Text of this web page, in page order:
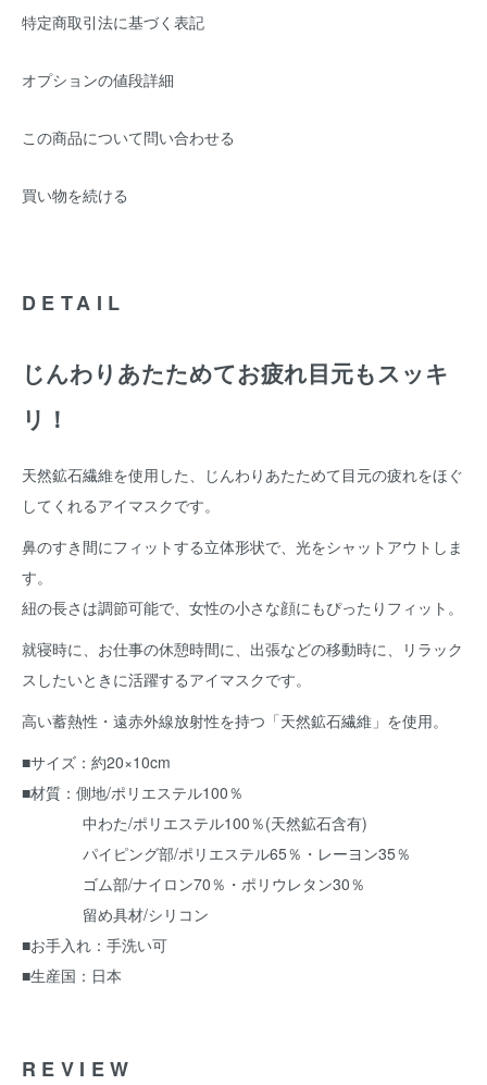
特定商取引法に基づく表記
オプションの値段詳細
この商品について問い合わせる
買い物を続ける
DETAIL
じんわりあたためてお疲れ目元もスッキ
リ！
天然鉱石繊維を使用した、じんわりあたためて目元の疲れをほぐ
してくれるアイマスクです。
鼻のすき間にフィットする立体形状で、光をシャットアウトしま
す。
紐の長さは調節可能で、女性の小さな顔にもぴったりフィット。
就寝時に、お仕事の休憩時間に、出張などの移動時に、リラック
スしたいときに活躍するアイマスクです。
高い蓄熱性・遠赤外線放射性を持つ「天然鉱石繊維」を使用。
■サイズ：約20×10cm
■材質：側地/ポリエステル100％
中わた/ポリエステル100％(天然鉱石含有)
パイピング部/ポリエステル65％・レーヨン35％
ゴム部/ナイロン70％・ポリウレタン30％
留め具材/シリコン
■お手入れ：手洗い可
■生産国：日本
REVIEW